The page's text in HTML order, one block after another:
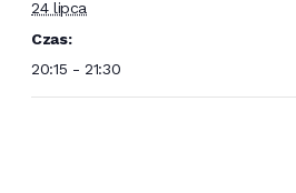
24 lipca
Czas:
20:15 - 21:30